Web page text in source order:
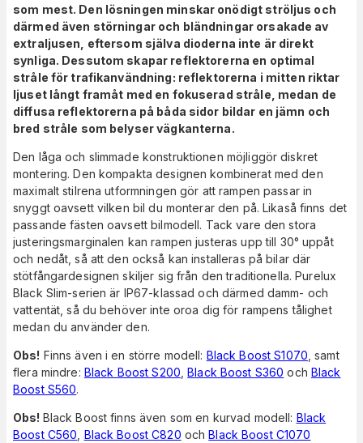
som mest. Den lösningen minskar onödigt ströljus och
därmed även störningar och bländningar orsakade av
extraljusen, eftersom själva dioderna inte är direkt
synliga. Dessutom skapar reflektorerna en optimal
stråle för trafikanvändning: reflektorerna i mitten riktar
ljuset långt framåt med en fokuserad stråle, medan de
diffusa reflektorerna på båda sidor bildar en jämn och
bred stråle som belyser vägkanterna.
Den låga och slimmade konstruktionen möjliggör diskret
montering. Den kompakta designen kombinerat med den
maximalt stilrena utformningen gör att rampen passar in
snyggt oavsett vilken bil du monterar den på. Likaså finns det
passande fästen oavsett bilmodell. Tack vare den stora
justeringsmarginalen kan rampen justeras upp till 30° uppåt
och nedåt, så att den också kan installeras på bilar där
stötfångardesignen skiljer sig från den traditionella. Purelux
Black Slim-serien är IP67-klassad och därmed damm- och
vattentät, så du behöver inte oroa dig för rampens tålighet
medan du använder den.
Obs! Finns även i en större modell: Black Boost S1070 , samt
flera mindre: Black Boost S200 ,Black Boost S360 och Black
Boost S560.
Obs! Black Boost finns även som en kurvad modell: Black
Boost C560 Black Boost C820 ochBlack Boost C1070